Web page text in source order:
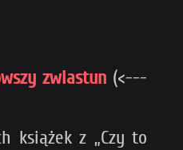
zwiastun (<---
książek z „Czy to